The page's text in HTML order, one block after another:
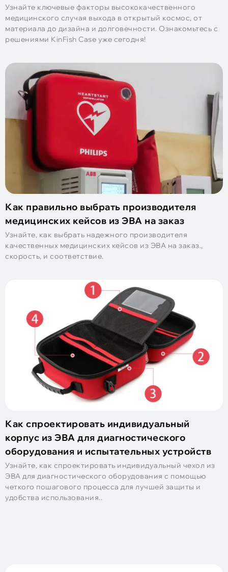
Узнайте ключевые факторы высококачественного
медицинского случая выхода в открытый космос, от
материала до дизайна и долговечности. Ознакомьтесь с
решениями KinFish Case уже сегодня!
Как правильно выбрать производителя
медицинских кейсов из ЭВА на заказ
Узнайте, как выбрать надежного производителя
качественных медицинских кейсов из ЭВА на заказ.,
скорость, и соответствие.
Как спроектировать индивидуальный
корпус из ЭВА для диагностического
оборудования и испытательных устройств
Узнайте, как спроектировать индивидуальный чехол из
ЭВА для диагностического оборудования с помощью
четкого пошагового процесса для лучшей защиты и
удобства использования..